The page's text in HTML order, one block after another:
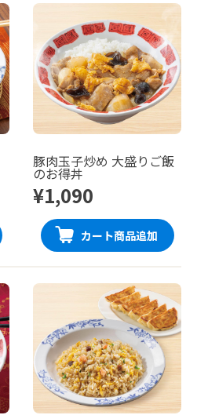
豚肉玉子炒め 大盛りご飯
のお得丼
¥1,090
カート商品追加